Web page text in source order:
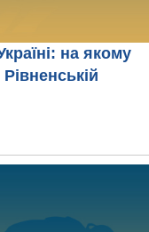
на якому